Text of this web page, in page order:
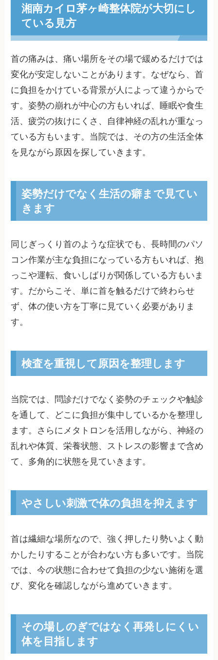
湘南カイロ茅ヶ崎整体院が大切にし
ている見方
首の痛みは、痛い場所をその場で緩めるだけでは
変化が安定しないことがあります。なぜなら、首
に負担をかけている背景が人によって違うからで
す。姿勢の崩れが中心の方もいれば、睡眠や食生
活、疲労の抜けにくさ、自律神経の乱れが重なっ
ている方もいます。当院では、その方の生活全体
を見ながら原因を探していきます。
姿勢だけでなく生活の癖まで見てい
きます
同じぎっくり首のような症状でも、長時間のパソ
コン作業が主な負担になっている方もいれば、抱
っこや運転、食いしばりが関係している方もいま
す。だからこそ、単に首を触るだけで終わらせ
ず、体の使い方を丁寧に見ていく必要がありま
す。
検査を重視して原因を整理します
当院では、問診だけでなく姿勢のチェックや触診
を通して、どこに負担が集中しているかを整理し
ます。さらにメタトロンを活用しながら、神経の
乱れや体質、栄養状態、ストレスの影響まで含め
て、多角的に状態を見ていきます。
やさしい刺激で体の負担を抑えます
首は繊細な場所なので、強く押したり勢いよく動
かしたりすることが合わない方も多いです。当院
では、今の状態に合わせて負担の少ない施術を選
び、変化を確認しながら進めていきます。
その場しのぎではなく再発しにくい
体を目指します